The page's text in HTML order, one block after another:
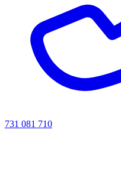
731 081 710